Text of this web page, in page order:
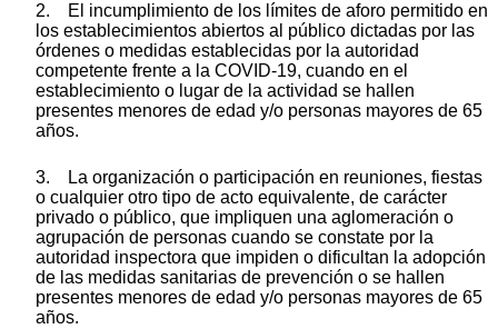
2. El incumplimiento de los límites de aforo permitido en
los establecimientos abiertos al público dictadas por las
órdenes o medidas establecidas por la autoridad
competente frente a la COVID-19, cuando en el
establecimiento o lugar de la actividad se hallen
presentes menores de edad y/o personas mayores de 65
años.
3. La organización o participación en reuniones, fiestas
o cualquier otro tipo de acto equivalente, de carácter
privado o público, que impliquen una aglomeración o
agrupación de personas cuando se constate por la
autoridad inspectora que impiden o dificultan la adopción
de las medidas sanitarias de prevención o se hallen
presentes menores de edad y/o personas mayores de 65
años.